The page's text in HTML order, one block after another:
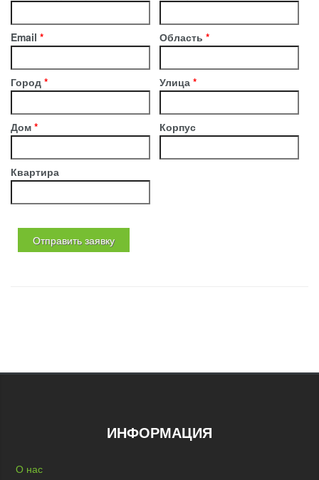
Email * Область *
Город * Улица *
Дом * Корпус
Квартира
ИНФОРМАЦИЯ
О нас